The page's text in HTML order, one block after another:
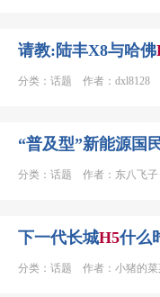
请教:陆丰X8与哈佛
分类：话题 作者：dxl8128
“普及型”新能源国
分类：话题 作者：东八飞
下一代长城H5什么
分类：话题 作者：小猪的